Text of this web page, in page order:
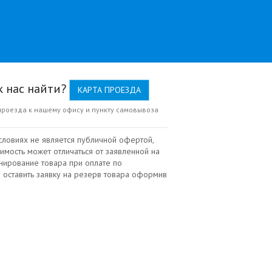
нас найти? КАРТА ПРОЕЗДА
к нашему офису и пункту самовывоза
не является публичной офертой,
может отличаться от заявленной на
товара при оплате по
заявку на резерв товара оформив